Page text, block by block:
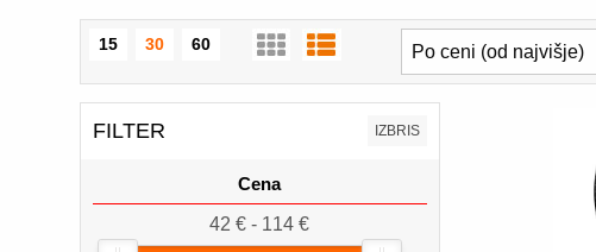
15 30 60
FILTER IZBRIS
Cena
42 € - 114 €